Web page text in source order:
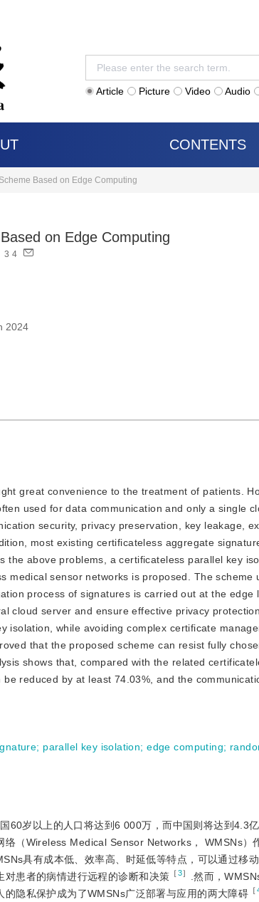
Article Picture Video Audio
CONTENTS
Based on Edge Computing
on Edge Computing
3 4
2024
great convenience to the treatment of patients.
used for data communication and only a single
security, privacy preservation, key leakage,
most existing certificateless aggregate
above problems, a certificateless parallel key
medical sensor networks is proposed. The scheme
process of signatures is carried out at the edge
cloud server and ensure effective privacy
isolation, while avoiding complex certificate
that the proposed scheme can resist fully
shows that, compared with the related
reduced by at least 74.03%, and the
; parallel key isolation;edge computing;
60岁以上的人口将达到6 000万，而中国则将达到4.3亿
络（Wireless Medical Sensor Networks， WMSNs）
具有成本低、效率高、时延低等特点，可以通过移
患者的病情进行远程的诊断和决策 ［3］
.然而，
隐私保护成为了WMSNs广泛部署与应用的两大障碍 ［